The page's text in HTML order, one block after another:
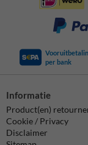
per bank
Informatie
Product(en)
Cookie / Privacy
Disclaimer